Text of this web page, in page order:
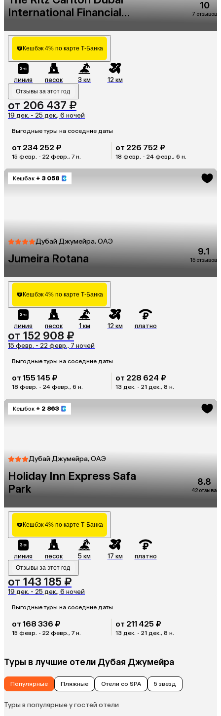
International Financial
10
7 отзывов
Кешбэк 4% по карте Т-Банка
линия песок 3 км 12 км
Отзывы за этот год
от 206 437 ₽
19 дек. - 25 дек., 6 ночей
Выгодные туры на соседние даты
от 234 252 ₽
15 февр. - 22 февр., 7 н.
от 226 752 ₽
18 февр. - 24 февр., 6 н.
Кешбэк + 3 058
Дубай Джумейра, ОАЭ
Jumeira Rotana
9.1
15 отзывов
Кешбэк 4% по карте Т-Банка
линия песок 1 км 12 км платно
от 152 908 ₽
15 февр. - 22 февр., 7 ночей
Выгодные туры на соседние даты
от 155 145 ₽
18 февр. - 24 февр., 6 н.
от 228 624 ₽
13 дек. - 21 дек., 8 н.
Кешбэк + 2 863
Дубай Джумейра, ОАЭ
Holiday Inn Express Safa
Park
8.8
42 отзыва
Кешбэк 4% по карте Т-Банка
линия песок 5 км 17 км платно
Отзывы за этот год
от 143 185 ₽
19 дек. - 25 дек., 6 ночей
Выгодные туры на соседние даты
от 168 336 ₽
15 февр. - 22 февр., 7 н.
от 211 425 ₽
13 дек. - 21 дек., 8 н.
Туры в лучшие отели Дубая Джумейра
Популярные Пляжные Отели со SPA 5 звезд
Туры в популярные у гостей отели